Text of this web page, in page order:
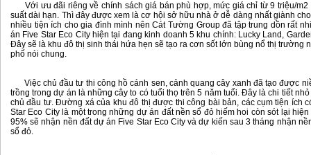
Với ưu đãi riêng về chính sách giá bán phù hợp, mức giá chỉ từ 9 triệu/m2
suất dài hạn. Thì đây được xem là cơ hội sở hữu nhà ở dễ dàng nhất giành
nhiều tiện ích cho gia đình mình nên Cát Tường Group đã tập trung dồn rất
án Five Star Eco City hiện tại đang kinh doanh 5 khu chính: Lucky Land,
Đây sẽ là khu đô thị sinh thái hứa hẹn sẽ tạo ra cơn sốt lớn bùng nổ thị trường
phố nói chung.
Việc chủ đầu tư thi công hồ cánh sen, cảnh quang cây xanh đã tạo được
trồng trong dự án là những cây to có tuổi thọ trên 5 năm tuổi. Đây là chi tiết
chủ đầu tư. Đường xá của khu đô thị được thi công bài bản, các cụm tiện ích
Star Eco City là một trong những dự án đất nền sổ đỏ hiếm hoi còn sót lại
95% sẽ nhận nền đất dự án Five Star Eco City và dự kiến sau 3 tháng nhận
sổ đỏ.